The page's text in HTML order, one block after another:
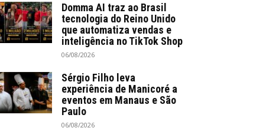
Domma AI traz ao Brasil
tecnologia do Reino Unido
que automatiza vendas e
inteligência no TikTok Shop
06/08/2026
Sérgio Filho leva
experiência de Manicoré a
eventos em Manaus e São
Paulo
06/08/2026